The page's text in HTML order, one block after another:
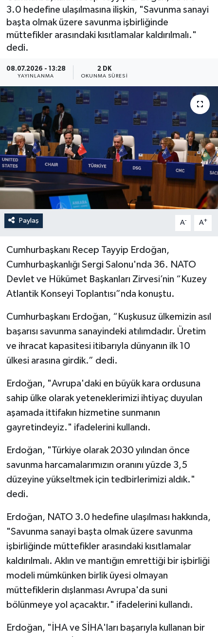
3.0 hedefine ulaşılmasına ilişkin, "Savunma sanayi
başta olmak üzere savunma işbirliğinde
müttefikler arasındaki kısıtlamalar kaldırılmalı."
dedi.
08.07.2026 - 13:28
YAYINLANMA
2 DK
OKUNMA SÜRESI
Paylaş A- A+
Cumhurbaşkanı Recep Tayyip Erdoğan,
Cumhurbaşkanlığı Sergi Salonu'nda 36. NATO
Devlet ve Hükümet Başkanları Zirvesi’nin “Kuzey
Atlantik Konseyi Toplantısı”nda konuştu.
Cumhurbaşkanı Erdoğan, “Kuşkusuz ülkemizin asıl
başarısı savunma sanayindeki atılımdadır. Üretim
ve ihracat kapasitesi itibarıyla dünyanın ilk 10
ülkesi arasına girdik.” dedi.
Erdoğan, "Avrupa'daki en büyük kara ordusuna
sahip ülke olarak yeteneklerimizi ihtiyaç duyulan
aşamada ittifakın hizmetine sunmanın
gayretindeyiz." ifadelerini kullandı.
Erdoğan, "Türkiye olarak 2030 yılından önce
savunma harcamalarımızın oranını yüzde 3,5
düzeyine yükseltmek için tedbirlerimizi aldık."
dedi.
Erdoğan, NATO 3.0 hedefine ulaşılması hakkında,
"Savunma sanayi başta olmak üzere savunma
işbirliğinde müttefikler arasındaki kısıtlamalar
kaldırılmalı. Aklın ve mantığın emrettiği bir işbirliği
modeli mümkünken birlik üyesi olmayan
müttefiklerin dışlanması Avrupa'da suni
bölünmeye yol açacaktır." ifadelerini kullandı.
Erdoğan, "İHA ve SİHA'ları başarıyla kullanan bir
ÖZEL HABER
SAĞLIK
SİYASET
GÜNCEL
SPOR
YAŞAM
Yerel